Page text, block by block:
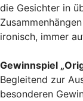
die Gesichter in
ironisch, immer
Gewinnspiel
Begleitend zur
besonderen